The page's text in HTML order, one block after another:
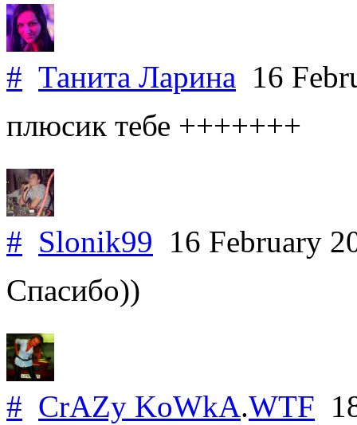
# Танита Ларина 16
плюсик тебе +++++++
# Slonik99 16 February
Спасибо))
# CrAZy KoWkA.WTF